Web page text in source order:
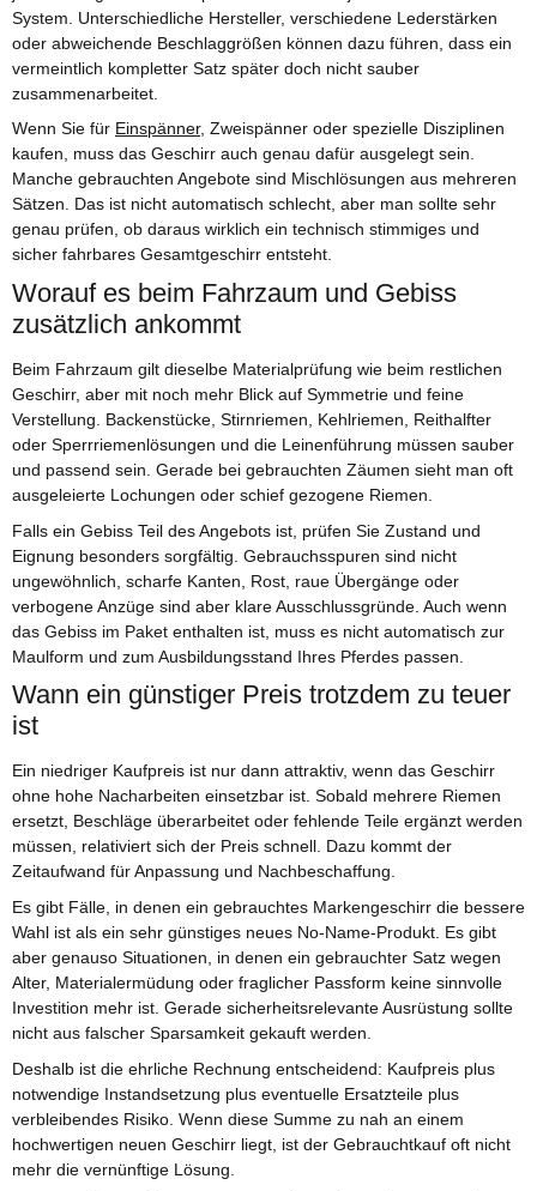
System. Unterschiedliche Hersteller, verschiedene Lederstärken
oder abweichende Beschlaggrößen können dazu führen, dass ein
vermeintlich kompletter Satz später doch nicht sauber
zusammenarbeitet.
Wenn Sie für Einspänner, Zweispänner oder spezielle Disziplinen
kaufen, muss das Geschirr auch genau dafür ausgelegt sein.
Manche gebrauchten Angebote sind Mischlösungen aus mehreren
Sätzen. Das ist nicht automatisch schlecht, aber man sollte sehr
genau prüfen, ob daraus wirklich ein technisch stimmiges und
sicher fahrbares Gesamtgeschirr entsteht.
Worauf es beim Fahrzaum und Gebiss
zusätzlich ankommt
Beim Fahrzaum gilt dieselbe Materialprüfung wie beim restlichen
Geschirr, aber mit noch mehr Blick auf Symmetrie und feine
Verstellung. Backenstücke, Stirnriemen, Kehlriemen, Reithalfter
oder Sperrriemenlösungen und die Leinenführung müssen sauber
und passend sein. Gerade bei gebrauchten Zäumen sieht man oft
ausgeleierte Lochungen oder schief gezogene Riemen.
Falls ein Gebiss Teil des Angebots ist, prüfen Sie Zustand und
Eignung besonders sorgfältig. Gebrauchsspuren sind nicht
ungewöhnlich, scharfe Kanten, Rost, raue Übergänge oder
verbogene Anzüge sind aber klare Ausschlussgründe. Auch wenn
das Gebiss im Paket enthalten ist, muss es nicht automatisch zur
Maulform und zum Ausbildungsstand Ihres Pferdes passen.
Wann ein günstiger Preis trotzdem zu teuer
ist
Ein niedriger Kaufpreis ist nur dann attraktiv, wenn das Geschirr
ohne hohe Nacharbeiten einsetzbar ist. Sobald mehrere Riemen
ersetzt, Beschläge überarbeitet oder fehlende Teile ergänzt werden
müssen, relativiert sich der Preis schnell. Dazu kommt der
Zeitaufwand für Anpassung und Nachbeschaffung.
Es gibt Fälle, in denen ein gebrauchtes Markengeschirr die bessere
Wahl ist als ein sehr günstiges neues No-Name-Produkt. Es gibt
aber genauso Situationen, in denen ein gebrauchter Satz wegen
Alter, Materialermüdung oder fraglicher Passform keine sinnvolle
Investition mehr ist. Gerade sicherheitsrelevante Ausrüstung sollte
nicht aus falscher Sparsamkeit gekauft werden.
Deshalb ist die ehrliche Rechnung entscheidend: Kaufpreis plus
notwendige Instandsetzung plus eventuelle Ersatzteile plus
verbleibendes Risiko. Wenn diese Summe zu nah an einem
hochwertigen neuen Geschirr liegt, ist der Gebrauchtkauf oft nicht
mehr die vernünftige Lösung.